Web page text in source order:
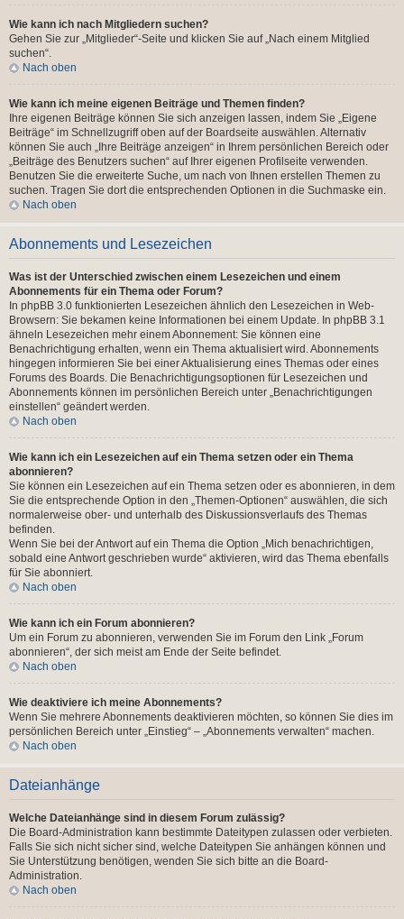
Wie kann ich nach Mitgliedern suchen?
Gehen Sie zur „Mitglieder“-Seite und klicken Sie auf „Nach einem Mitglied
suchen“.
Nach oben
Wie kann ich meine eigenen Beiträge und Themen finden?
Ihre eigenen Beiträge können Sie sich anzeigen lassen, indem Sie „Eigene
Beiträge“ im Schnellzugriff oben auf der Boardseite auswählen. Alternativ
können Sie auch „Ihre Beiträge anzeigen“ in Ihrem persönlichen Bereich oder
„Beiträge des Benutzers suchen“ auf Ihrer eigenen Profilseite verwenden.
Benutzen Sie die erweiterte Suche, um nach von Ihnen erstellen Themen zu
suchen. Tragen Sie dort die entsprechenden Optionen in die Suchmaske ein.
Nach oben
Abonnements und Lesezeichen
Was ist der Unterschied zwischen einem Lesezeichen und einem
Abonnements für ein Thema oder Forum?
In phpBB 3.0 funktionierten Lesezeichen ähnlich den Lesezeichen in Web-
Browsern: Sie bekamen keine Informationen bei einem Update. In phpBB 3.1
ähneln Lesezeichen mehr einem Abonnement: Sie können eine
Benachrichtigung erhalten, wenn ein Thema aktualisiert wird. Abonnements
hingegen informieren Sie bei einer Aktualisierung eines Themas oder eines
Forums des Boards. Die Benachrichtigungsoptionen für Lesezeichen und
Abonnements können im persönlichen Bereich unter „Benachrichtigungen
einstellen“ geändert werden.
Nach oben
Wie kann ich ein Lesezeichen auf ein Thema setzen oder ein Thema
abonnieren?
Sie können ein Lesezeichen auf ein Thema setzen oder es abonnieren, in dem
Sie die entsprechende Option in den „Themen-Optionen“ auswählen, die sich
normalerweise ober- und unterhalb des Diskussionsverlaufs des Themas
befinden.
Wenn Sie bei der Antwort auf ein Thema die Option „Mich benachrichtigen,
sobald eine Antwort geschrieben wurde“ aktivieren, wird das Thema ebenfalls
für Sie abonniert.
Nach oben
Wie kann ich ein Forum abonnieren?
Um ein Forum zu abonnieren, verwenden Sie im Forum den Link „Forum
abonnieren“, der sich meist am Ende der Seite befindet.
Nach oben
Wie deaktiviere ich meine Abonnements?
Wenn Sie mehrere Abonnements deaktivieren möchten, so können Sie dies im
persönlichen Bereich unter „Einstieg“ – „Abonnements verwalten“ machen.
Nach oben
Dateianhänge
Welche Dateianhänge sind in diesem Forum zulässig?
Die Board-Administration kann bestimmte Dateitypen zulassen oder verbieten.
Falls Sie sich nicht sicher sind, welche Dateitypen Sie anhängen können und
Sie Unterstützung benötigen, wenden Sie sich bitte an die Board-
Administration.
Nach oben